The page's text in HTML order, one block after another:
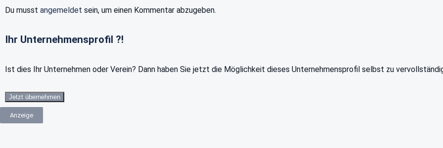
Du musst angemeldet sein, um einen Kommentar abzugeben.
Ihr Unternehmensprofil ?!
Ist dies Ihr Unternehmen oder Verein? Dann haben Sie jetzt die Möglichkeit dieses Unternehmensprofil selbst zu
Jetzt übernehmen
Anzeige